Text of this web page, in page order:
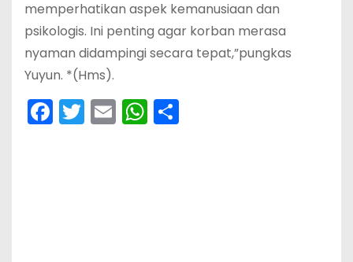
memperhatikan aspek kemanusiaan dan
psikologis. Ini penting agar korban merasa
nyaman didampingi secara tepat,”pungkas
Yuyun. *(Hms).
F T E W